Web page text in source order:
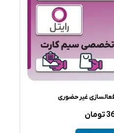
غیر حضوری
تومان